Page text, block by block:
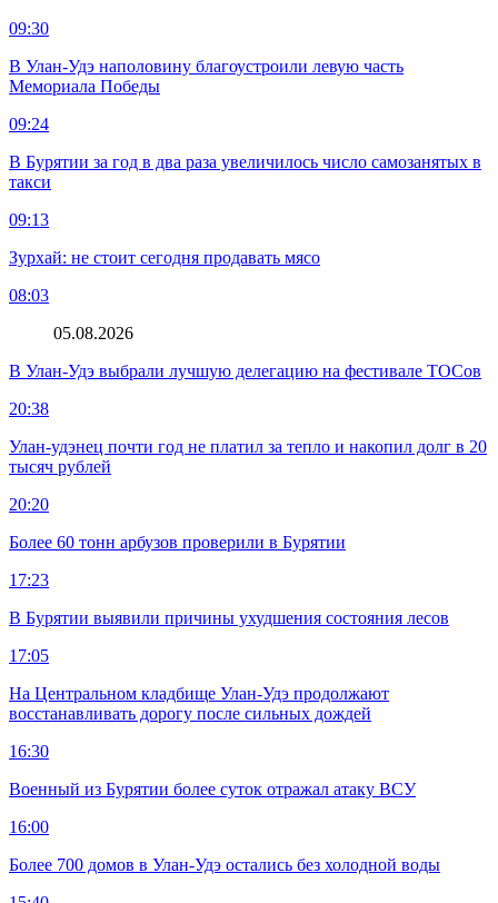
09:30
В Улан-Удэ наполовину благоустроили левую часть
Мемориала Победы
09:24
В Бурятии за год в два раза увеличилось число самозанятых в
такси
09:13
Зурхай: не стоит сегодня продавать мясо
08:03
05.08.2026
В Улан-Удэ выбрали лучшую делегацию на фестивале ТОСов
20:38
Улан-удэнец почти год не платил за тепло и накопил долг в 20
тысяч рублей
20:20
Более 60 тонн арбузов проверили в Бурятии
17:23
В Бурятии выявили причины ухудшения состояния лесов
17:05
На Центральном кладбище Улан-Удэ продолжают
восстанавливать дорогу после сильных дождей
16:30
Военный из Бурятии более суток отражал атаку ВСУ
16:00
Более 700 домов в Улан-Удэ остались без холодной воды